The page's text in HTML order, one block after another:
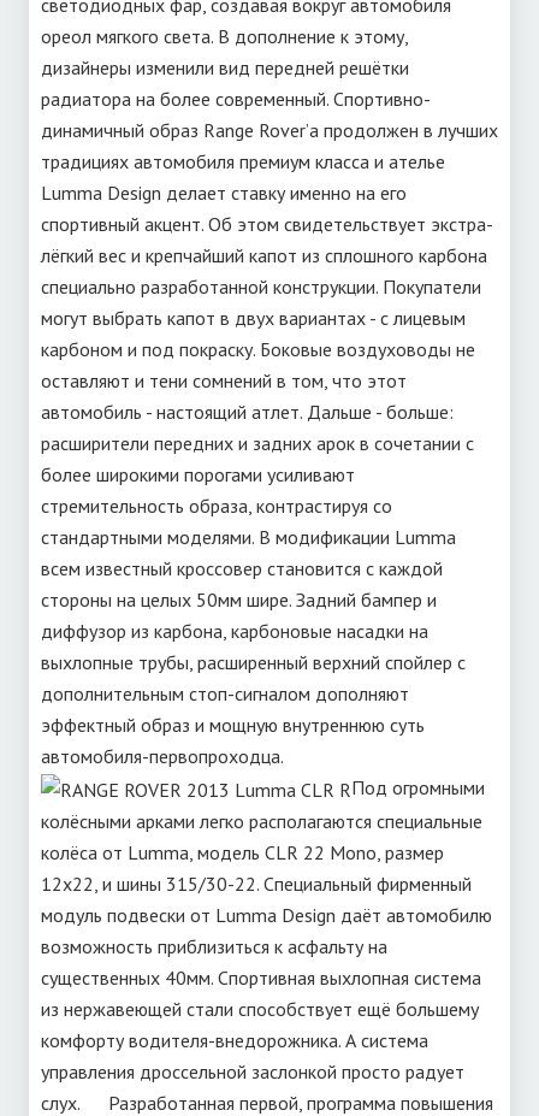
светодиодных фар, создавая вокруг автомобиля
ореол мягкого света. В дополнение к этому,
дизайнеры изменили вид передней решётки
радиатора на более современный. Спортивно-
динамичный образ Range Rover’а продолжен в лучших
традициях автомобиля премиум класса и ателье
Lumma Design делает ставку именно на его
спортивный акцент. Об этом свидетельствует экстра-
лёгкий вес и крепчайший капот из сплошного карбона
специально разработанной конструкции. Покупатели
могут выбрать капот в двух вариантах - с лицевым
карбоном и под покраску. Боковые воздуховоды не
оставляют и тени сомнений в том, что этот
автомобиль - настоящий атлет. Дальше - больше:
расширители передних и задних арок в сочетании с
более широкими порогами усиливают
стремительность образа, контрастируя со
стандартными моделями. В модификации Lumma
всем известный кроссовер становится с каждой
стороны на целых 50мм шире. Задний бампер и
диффузор из карбона, карбоновые насадки на
выхлопные трубы, расширенный верхний спойлер с
дополнительным стоп-сигналом дополняют
эффектный образ и мощную внутреннюю суть
автомобиля-первопроходца.
Под огромными
колёсными арками легко располагаются специальные
колёса от Lumma, модель CLR 22 Mono, размер
12х22, и шины 315/30-22. Специальный фирменный
модуль подвески от Lumma Design даёт автомобилю
возможность приблизиться к асфальту на
существенных 40мм. Спортивная выхлопная система
из нержавеющей стали способствует ещё большему
комфорту водителя-внедорожника. А система
управления дроссельной заслонкой просто радует
слух. Разработанная первой, программа повышения